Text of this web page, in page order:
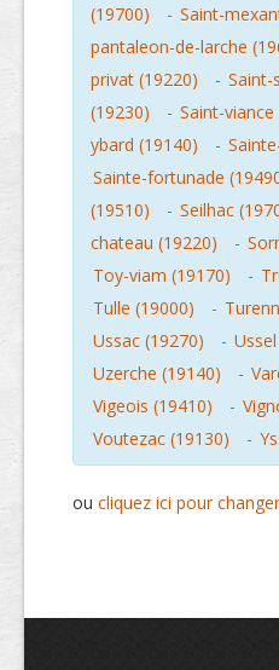
(19700)
- Saint-
pantaleon-de-larche
privat (19220)
- Saint-
(19230)
- Saint-viance
ybard (19140)
-
Sainte-fortunade
(19510)
- Seilhac
chateau (19220)
-
Toy-viam (19170)
-
Tulle (19000)
-
Ussac (19270)
-
Uzerche (19140)
-
Vigeois (19410)
-
Voutezac (19130)
-
ou cliquez ici pour